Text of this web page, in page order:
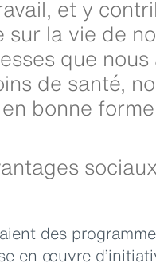
et y
la vie de
que
de santé,
bonne
des
en œuvre